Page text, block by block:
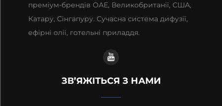
преміум-брендів ОАЕ, Великобританії, США,
Катару, Сінгапуру. Сучасна система дифузії,
ефірні олії, готельні приладдя.
ЗВ’ЯЖІТЬСЯ З НАМИ